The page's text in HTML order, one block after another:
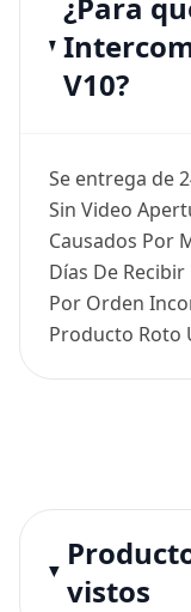
V10?
Se entrega de
Sin Video
Causados Por
Días De
Por Orden
Producto Roto
vistos